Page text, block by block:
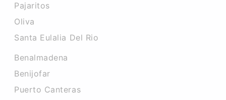
Pajaritos
Oliva
Santa Eulalia Del Rio
Benalmadena
Benijofar
Puerto Canteras